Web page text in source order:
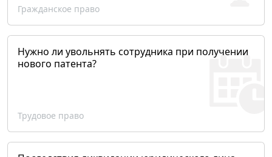
Гражданское право
Нужно ли увольнять сотрудника при получении
нового патента?
Трудовое право